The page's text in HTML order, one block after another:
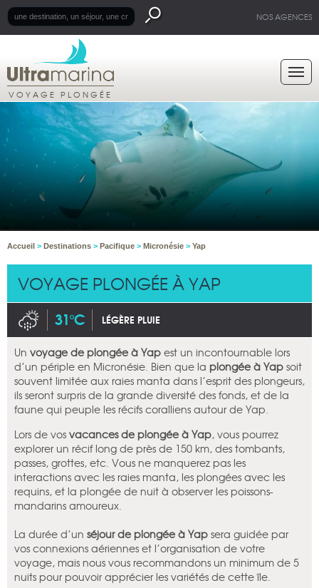
NOS AGENCES
VOYAGE PLONGÉE
Accueil > Destinations > Pacifique > Micronésie > Yap
VOYAGE PLONGÉE À YAP
31°C LÉGÈRE PLUIE
Un voyage de plongée à Yap est un incontournable lors
d’un périple en Micronésie. Bien que la plongée à Yap soit
souvent limitée aux raies manta dans l’esprit des plongeurs,
ils seront surpris de la grande diversité des fonds, et de la
faune qui peuple les récifs coralliens autour de Yap.
Lors de vos vacances de plongée à Yap, vous pourrez
explorer un récif long de près de 150 km, des tombants,
passes, grottes, etc. Vous ne manquerez pas les
interactions avec les raies manta, les plongées avec les
requins, et la plongée de nuit à observer les poissons-
mandarins amoureux.
La durée d’un séjour de plongée à Yap sera guidée par
vos connexions aériennes et l’organisation de votre
voyage, mais nous vous recommandons un minimum de 5
nuits pour pouvoir apprécier les variétés de cette île.